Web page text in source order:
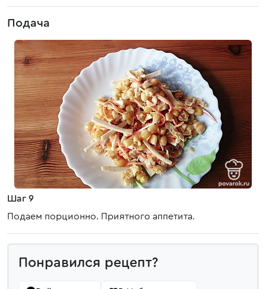
Подача
Шаг 9
Подаем порционно. Приятного аппетита.
Понравился рецепт?